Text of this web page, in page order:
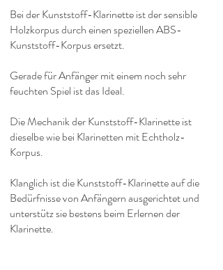
Bei der Kunststoff-Klarinette ist der sensible
Holzkorpus durch einen speziellen ABS-
Kunststoff-Korpus ersetzt.
Gerade für Anfänger mit einem noch sehr
feuchten Spiel ist das Ideal.
Die Mechanik der Kunststoff-Klarinette ist
dieselbe wie bei Klarinetten mit Echtholz-
Korpus.
Klanglich ist die Kunststoff-Klarinette auf die
Bedürfnisse von Anfängern ausgerichtet und
unterstütz sie bestens beim Erlernen der
Klarinette.